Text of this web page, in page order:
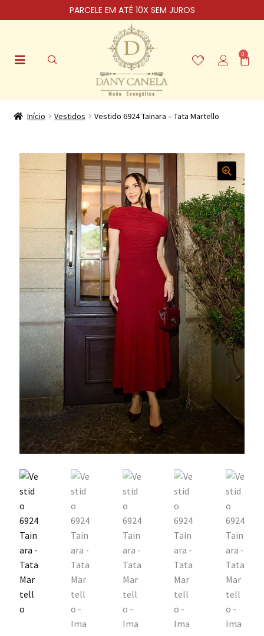
PARCELE EM ATÉ 10X SEM JUROS
0
Início Vestidos Vestido 6924 Tainara – Tata Martello